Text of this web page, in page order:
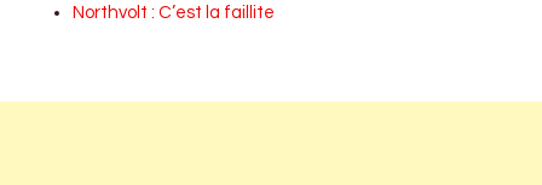
Northvolt : C’est la faillite